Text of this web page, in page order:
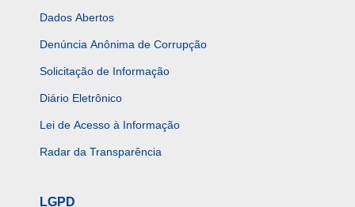
Dados Abertos
Denúncia Anônima de Corrupção
Solicitação de Informação
Diário Eletrônico
Lei de Acesso à Informação
Radar da Transparência
LGPD